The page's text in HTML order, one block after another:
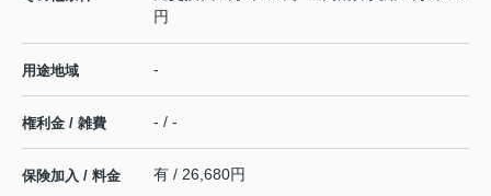
円
用途地域 -
権利金 / 雑費 - / -
保険加入 / 料金 有 / 26,680円